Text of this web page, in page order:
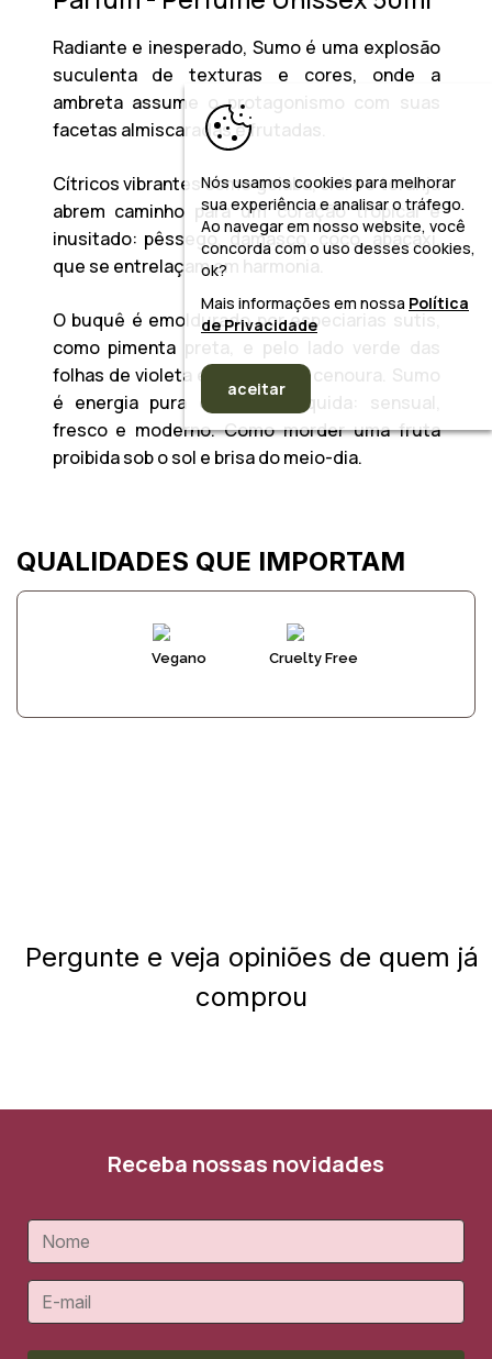
Radiante e inesperado, Sumo é uma explosão
suculenta de texturas e cores, onde a
ambreta assume o protagonismo com suas
facetas almiscaradas e frutadas.
Cítricos vibrantes como goiaba, cidra e toranja
abrem caminho para um coração tropical e
inusitado: pêssego, damasco, coco, abacaxi,
que se entrelaçam em harmonia.
O buquê é emoldurado por especiarias sutis,
como pimenta preta, e pelo lado verde das
folhas de violeta e coração de cenoura. Sumo
é energia pura em forma líquida: sensual,
fresco e moderno. Como morder uma fruta
proibida sob o sol e brisa do meio-dia.
QUALIDADES QUE IMPORTAM
Vegano Cruelty Free
Pergunte e veja opiniões de quem já
comprou
Receba nossas novidades
Nós usamos cookies para melhorar
sua experiência e analisar o tráfego.
Ao navegar em nosso website, você
concorda com o uso desses cookies,
ok?
Mais informações em nossa Política
de Privacidade
aceitar